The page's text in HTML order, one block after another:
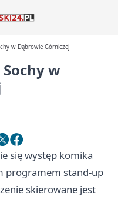
w Dąbrowie Górniczej
w
się występ komika
programem stand-up
skierowane jest